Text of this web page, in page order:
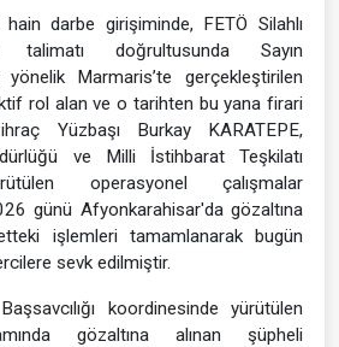
darbe girişiminde, FETÖ Silahlı
talimatı doğrultusunda Sayın
yönelik Marmaris’te gerçekleştirilen
rol alan ve o tarihten bu yana firari
Yüzbaşı Burkay KARATEPE,
ve Milli İstihbarat Teşkilatı
operasyonel çalışmalar
günü Afyonkarahisar'da gözaltına
işlemleri tamamlanarak bugün
sevk edilmiştir.
koordinesinde yürütülen
gözaltına alınan şüpheli